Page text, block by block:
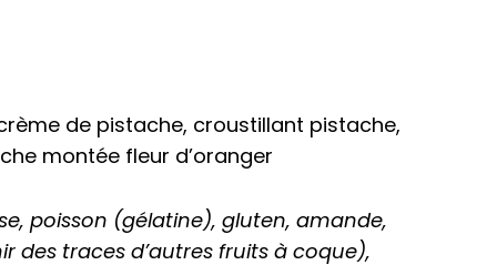
de pistache, croustillant pistache,
montée fleur d’oranger
poisson (gélatine), gluten, amande,
des traces d’autres fruits à coque),